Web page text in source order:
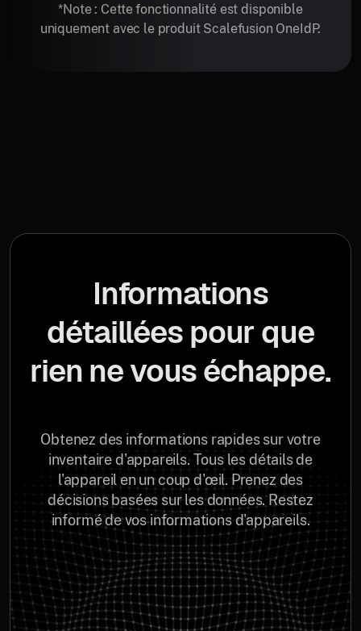
*Note : Cette fonctionnalité est disponible
uniquement avec le produit Scalefusion OneIdP.
Informations
détaillées pour que
rien ne vous échappe.
Obtenez des informations rapides sur votre
inventaire d'appareils. Tous les détails de
l'appareil en un coup d'œil. Prenez des
décisions basées sur les données. Restez
informé de vos informations d'appareils.